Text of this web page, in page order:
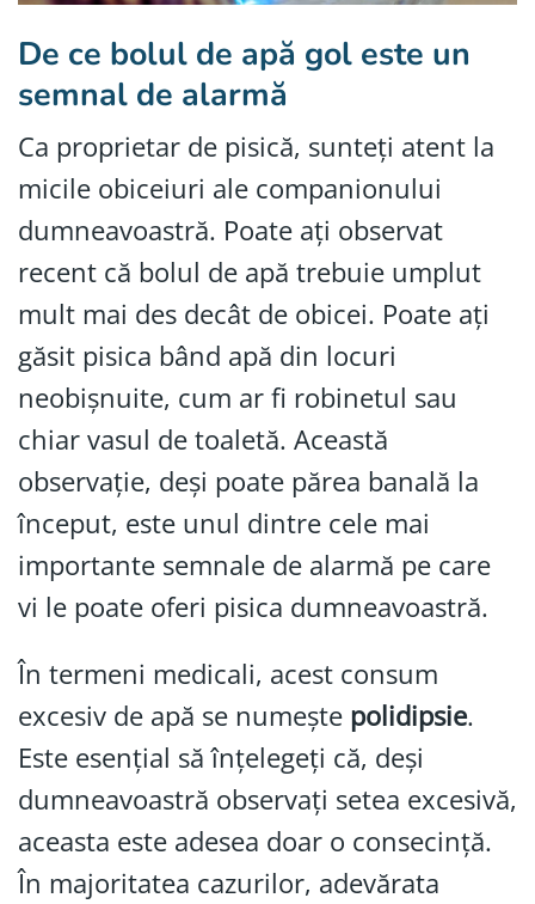
De ce bolul de apă gol este un
semnal de alarmă
Ca proprietar de pisică, sunteți atent la
micile obiceiuri ale companionului
dumneavoastră. Poate ați observat
recent că bolul de apă trebuie umplut
mult mai des decât de obicei. Poate ați
găsit pisica bând apă din locuri
neobișnuite, cum ar fi robinetul sau
chiar vasul de toaletă. Această
observație, deși poate părea banală la
început, este unul dintre cele mai
importante semnale de alarmă pe care
vi le poate oferi pisica dumneavoastră.
În termeni medicali, acest consum
excesiv de apă se numește polidipsie.
Este esențial să înțelegeți că, deși
dumneavoastră observați setea excesivă,
aceasta este adesea doar o consecință.
În majoritatea cazurilor, adevărata